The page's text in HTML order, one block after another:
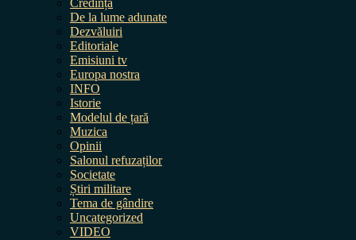
Credință
De la lume adunate
Dezvăluiri
Editoriale
Emisiuni tv
Europa nostra
INFO
Istorie
Modelul de țară
Muzica
Opinii
Salonul refuzaților
Societate
Știri militare
Tema de gândire
Uncategorized
VIDEO